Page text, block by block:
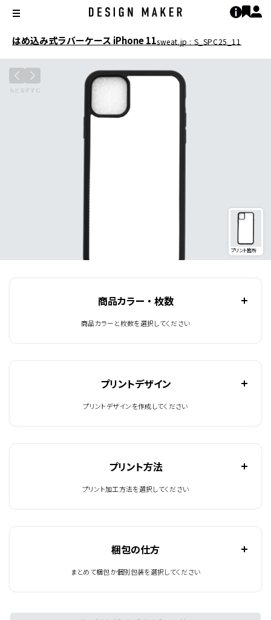
はめ込み式ラバーケース iPhone 11sweat.jp : S_SPC25_11
プリント箇所
商品カラー ・ 枚数
商品カラーと枚数を選択してください
プリントデザイン
プリントデザインを作成してください
プリント方法
プリント加工方法を選択してください
梱包の仕方
まとめて梱包か個別包装を選択してください